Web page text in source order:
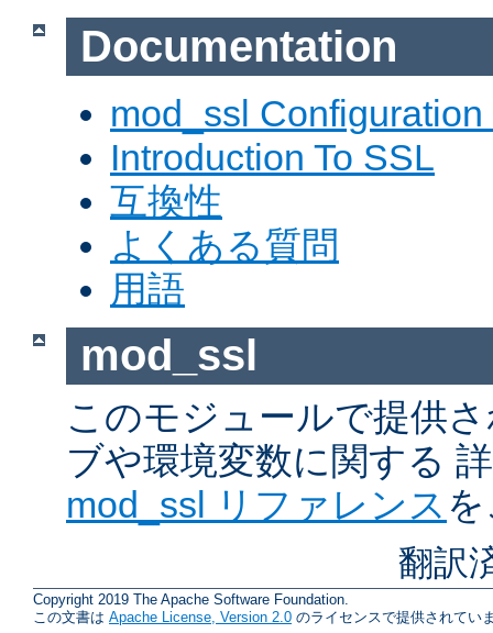
Documentation
mod_ssl Configuration
Introduction To SSL
互換性
よくある質問
用語
mod_ssl
このモジュールで提供
ブや環境変数に関する
mod_ssl リファレンス
翻訳
Copyright 2019 The Apache Software Foundation.
この文書は Apache License, Version 2.0 のライセンスで提供されてい